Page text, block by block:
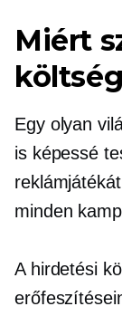
Miért
Egy olyan
is képessé
minden
A hirdetési